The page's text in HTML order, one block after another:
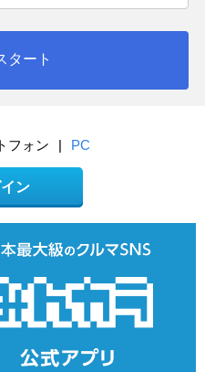
タート
フォン | PC
ン